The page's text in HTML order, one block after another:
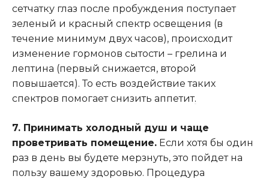
сетчатку глаз после пробуждения поступает
зеленый и красный спектр освещения (в
течение минимум двух часов), происходит
изменение гормонов сытости – грелина и
лептина (первый снижается, второй
повышается). То есть воздействие таких
спектров помогает снизить аппетит.
7. Принимать холодный душ и чаще
проветривать помещение. Если хотя бы один
раз в день вы будете мерзнуть, это пойдет на
пользу вашему здоровью. Процедура